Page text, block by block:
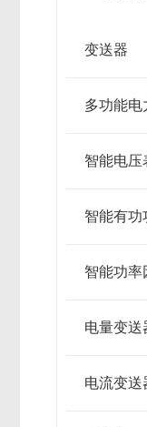
变送器
多功能电
智能电压
智能有功
智能功率
电量变送
电流变送